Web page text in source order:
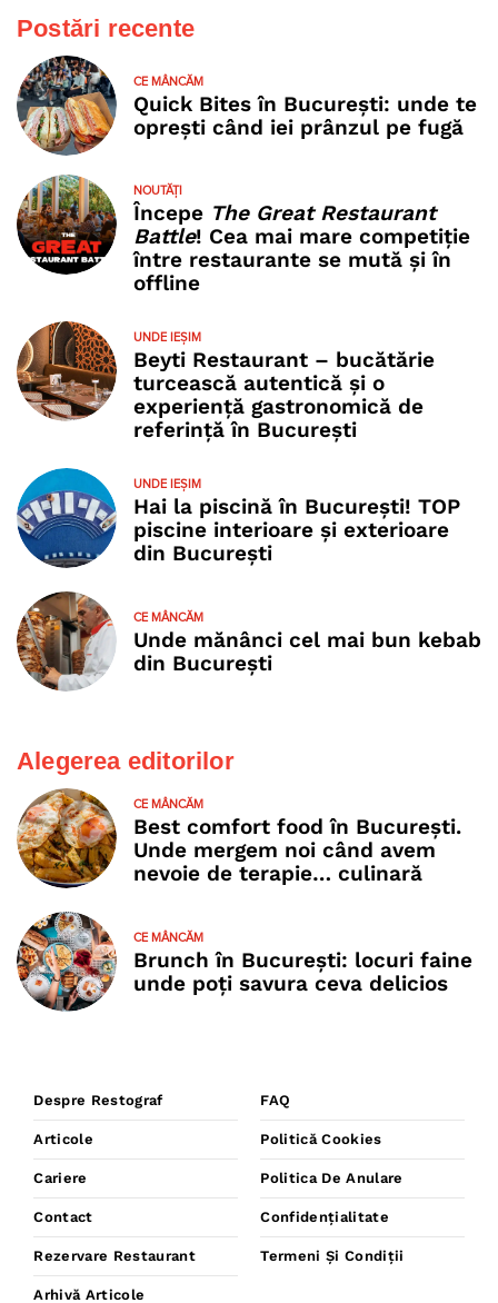
Postări recente
CE MÂNCĂM
Quick Bites în București: unde te
oprești când iei prânzul pe fugă
NOUTĂȚI
Începe The Great Restaurant
Battle! Cea mai mare competiție
între restaurante se mută și în
offline
UNDE IEȘIM
Beyti Restaurant – bucătărie
turcească autentică și o
experiență gastronomică de
referință în București
UNDE IEȘIM
Hai la piscină în București! TOP
piscine interioare și exterioare
din București
CE MÂNCĂM
Unde mănânci cel mai bun kebab
din București
Alegerea editorilor
CE MÂNCĂM
Best comfort food în București.
Unde mergem noi când avem
nevoie de terapie… culinară
CE MÂNCĂM
Brunch în București: locuri faine
unde poţi savura ceva delicios
Despre Restograf
Articole
Cariere
Contact
Rezervare Restaurant
Arhivă Articole
FAQ
Politică Cookies
Politica De Anulare
Confidențialitate
Termeni Și Condiții